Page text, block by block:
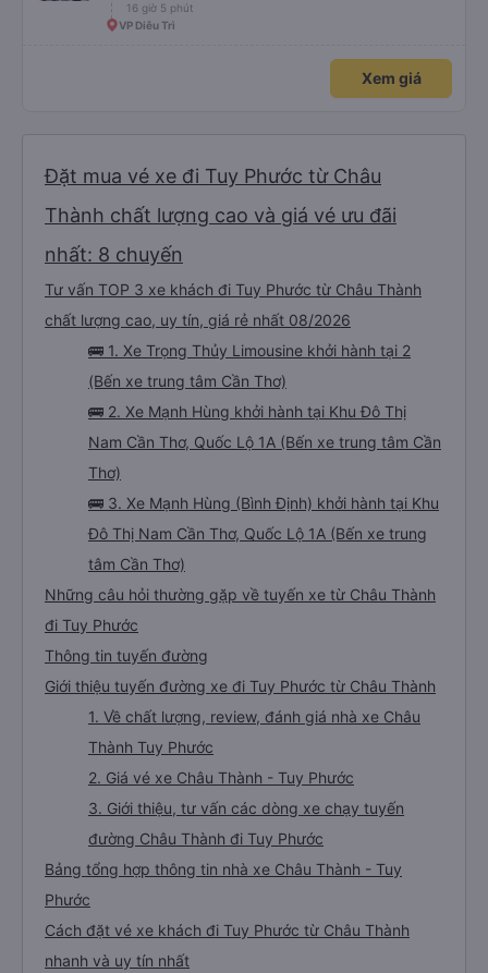
16 giờ 5 phút
VP Diêu Trì
Xem giá
Đặt mua vé xe đi Tuy Phước từ Châu
Thành chất lượng cao và giá vé ưu đãi
nhất: 8 chuyến
Tư vấn TOP 3 xe khách đi Tuy Phước từ Châu Thành
chất lượng cao, uy tín, giá rẻ nhất 08/2026
🚌 1. Xe Trọng Thủy Limousine khởi hành tại 2
(Bến xe trung tâm Cần Thơ)
🚌 2. Xe Mạnh Hùng khởi hành tại Khu Đô Thị
Nam Cần Thơ, Quốc Lộ 1A (Bến xe trung tâm Cần
Thơ)
🚌 3. Xe Mạnh Hùng (Bình Định) khởi hành tại Khu
Đô Thị Nam Cần Thơ, Quốc Lộ 1A (Bến xe trung
tâm Cần Thơ)
Những câu hỏi thường gặp về tuyến xe từ Châu Thành
đi Tuy Phước
Thông tin tuyến đường
Giới thiệu tuyến đường xe đi Tuy Phước từ Châu Thành
1. Về chất lượng, review, đánh giá nhà xe Châu
Thành Tuy Phước
2. Giá vé xe Châu Thành - Tuy Phước
3. Giới thiệu, tư vấn các dòng xe chạy tuyến
đường Châu Thành đi Tuy Phước
Bảng tổng hợp thông tin nhà xe Châu Thành - Tuy
Phước
Cách đặt vé xe khách đi Tuy Phước từ Châu Thành
nhanh và uy tín nhất